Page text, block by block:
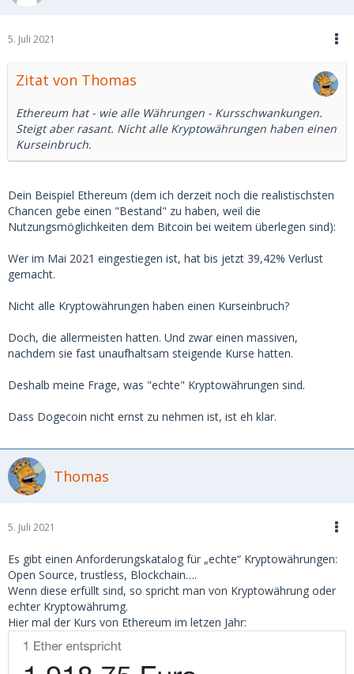
5. Juli 2021
Zitat von Thomas
Ethereum hat - wie alle Währungen - Kursschwankungen.
Steigt aber rasant. Nicht alle Kryptowährungen haben einen
Kurseinbruch.
Dein Beispiel Ethereum (dem ich derzeit noch die realistischsten
Chancen gebe einen "Bestand" zu haben, weil die
Nutzungsmöglichkeiten dem Bitcoin bei weitem überlegen sind):
Wer im Mai 2021 eingestiegen ist, hat bis jetzt 39,42% Verlust
gemacht.
Nicht alle Kryptowährungen haben einen Kurseinbruch?
Doch, die allermeisten hatten. Und zwar einen massiven,
nachdem sie fast unaufhaltsam steigende Kurse hatten.
Deshalb meine Frage, was "echte" Kryptowährungen sind.
Dass Dogecoin nicht ernst zu nehmen ist, ist eh klar.
Thomas
5. Juli 2021
Es gibt einen Anforderungskatalog für „echte“ Kryptowährungen:
Open Source, trustless, Blockchain….
Wenn diese erfüllt sind, so spricht man von Kryptowährung oder
echter Kryptowährumg.
Hier mal der Kurs von Ethereum im letzen Jahr: